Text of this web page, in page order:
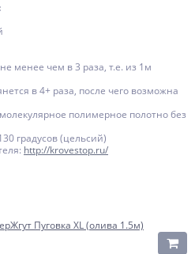
менее чем в 3 раза, т.е. из 1м
в 4+ раза, после чего возможна
полимерное полотно без
градусов (цельсий)
http://krovestop.ru/
Пуговка XL (олива 1.5м)